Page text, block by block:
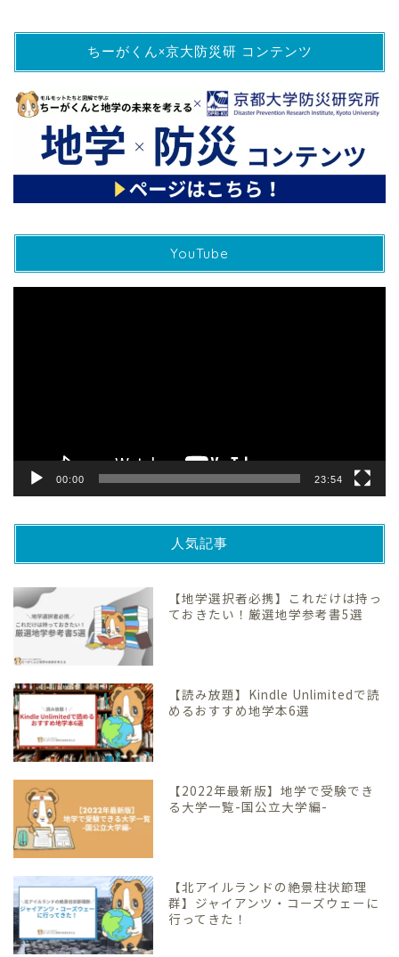
ちーがくん×京大防災研 コンテンツ
YouTube
00:00 23:54
人気記事
【地学選択者必携】これだけは持っ
ておきたい！厳選地学参考書5選
【読み放題】Kindle Unlimitedで読
めるおすすめ地学本6選
【2022年最新版】地学で受験でき
る大学一覧-国公立大学編-
【北アイルランドの絶景柱状節理
群】ジャイアンツ・コーズウェーに
行ってきた！